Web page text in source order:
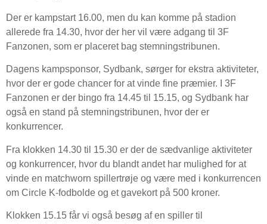
Der er kampstart 16.00, men du kan komme på stadion
allerede fra 14.30, hvor der her vil være adgang til 3F
Fanzonen, som er placeret bag stemningstribunen.
Dagens kampsponsor, Sydbank, sørger for ekstra aktiviteter,
hvor der er gode chancer for at vinde fine præmier. I 3F
Fanzonen er der bingo fra 14.45 til 15.15, og Sydbank har
også en stand på stemningstribunen, hvor der er
konkurrencer.
Fra klokken 14.30 til 15.30 er der de sædvanlige aktiviteter
og konkurrencer, hvor du blandt andet har mulighed for at
vinde en matchworn spillertrøje og være med i konkurrencen
om Circle K-fodbolde og et gavekort på 500 kroner.
Klokken 15.15 får vi også besøg af en spiller til